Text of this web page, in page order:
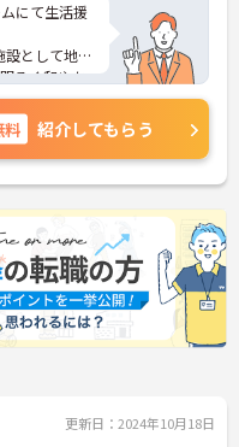
にて生活援
として地域
るく和やか
ただける施
で未経験か
ようサポー
126日あり
♪
ど、さらに
相談くださ
料 紹介してもらう
更新日：2024年10月18日